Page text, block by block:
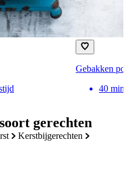
gerechten
kerstbijgerechten
Gebakken
40 min